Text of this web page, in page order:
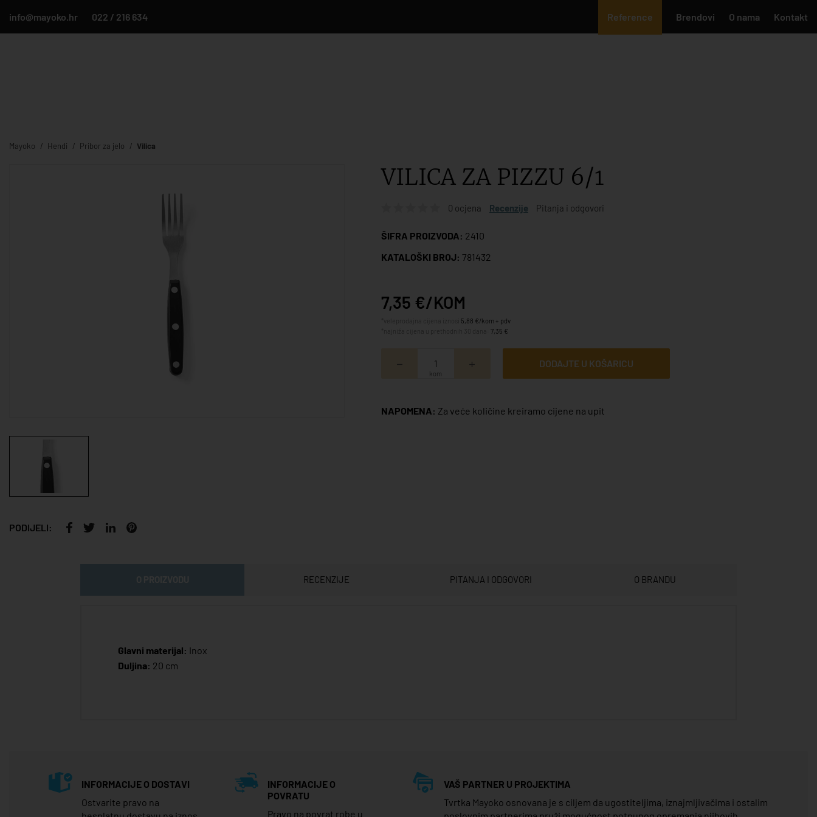
info@mayoko.hr 022 / 216 634 Reference Brendovi O nama Kontakt
Mayoko Hendi Pribor za jelo Vilica
PODIJELI:
VILICA ZA PIZZU 6/1
0 ocjena Recenzije Pitanja i odgovori
ŠIFRA PROIZVODA: 2410
KATALOŠKI BROJ: 781432
7,35 €/KOM
5,88 €/kom + pdv
7,35 €
kom
DODAJTE U KOŠARICU
NAPOMENA: Za veće količine kreiramo cijene na upit
RECENZIJE PITANJA I ODGOVORI O BRANDU
Glavni materijal: Inox
Duljina: 20 cm
INFORMACIJE O DOSTAVI
Ostvarite pravo na
INFORMACIJE O
POVRATU
Pravo na povrat robe u
VAŠ PARTNER U PROJEKTIMA
Tvrtka Mayoko osnovana je s ciljem da ugostiteljima, iznajmljivačima i ostalim